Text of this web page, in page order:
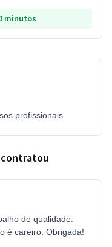
minutos
profissionais
contratou
de qualidade.
é careiro. Obrigada!